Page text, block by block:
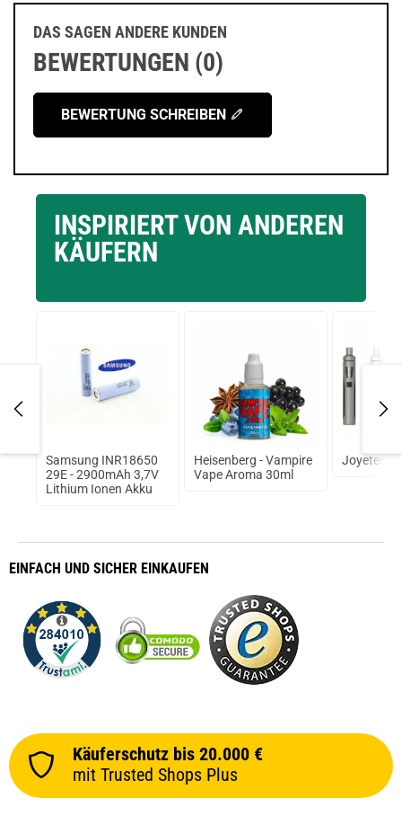
DAS SAGEN ANDERE KUNDEN
BEWERTUNGEN (0)
BEWERTUNG SCHREIBEN
INSPIRIERT VON ANDEREN
KÄUFERN
Samsung INR18650
29E - 2900mAh 3,7V
Lithium Ionen Akku
Heisenberg - Vampire
Vape Aroma 30ml
Joyetech
EINFACH UND SICHER EINKAUFEN
Käuferschutz bis 20.000 €
mit Trusted Shops Plus